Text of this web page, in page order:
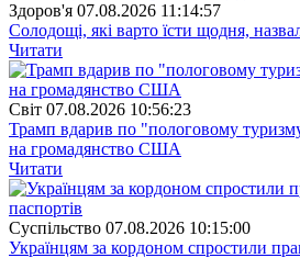
Здоров'я 07.08.2026 11:14:57
Солодощі, які варто їсти щодня,
Читати
Свiт 07.08.2026 10:56:23
Трамп вдарив по "пологовому
на громадянство США
Читати
Суспiльство 07.08.2026 10:15:00
Українцям за кордоном спростили